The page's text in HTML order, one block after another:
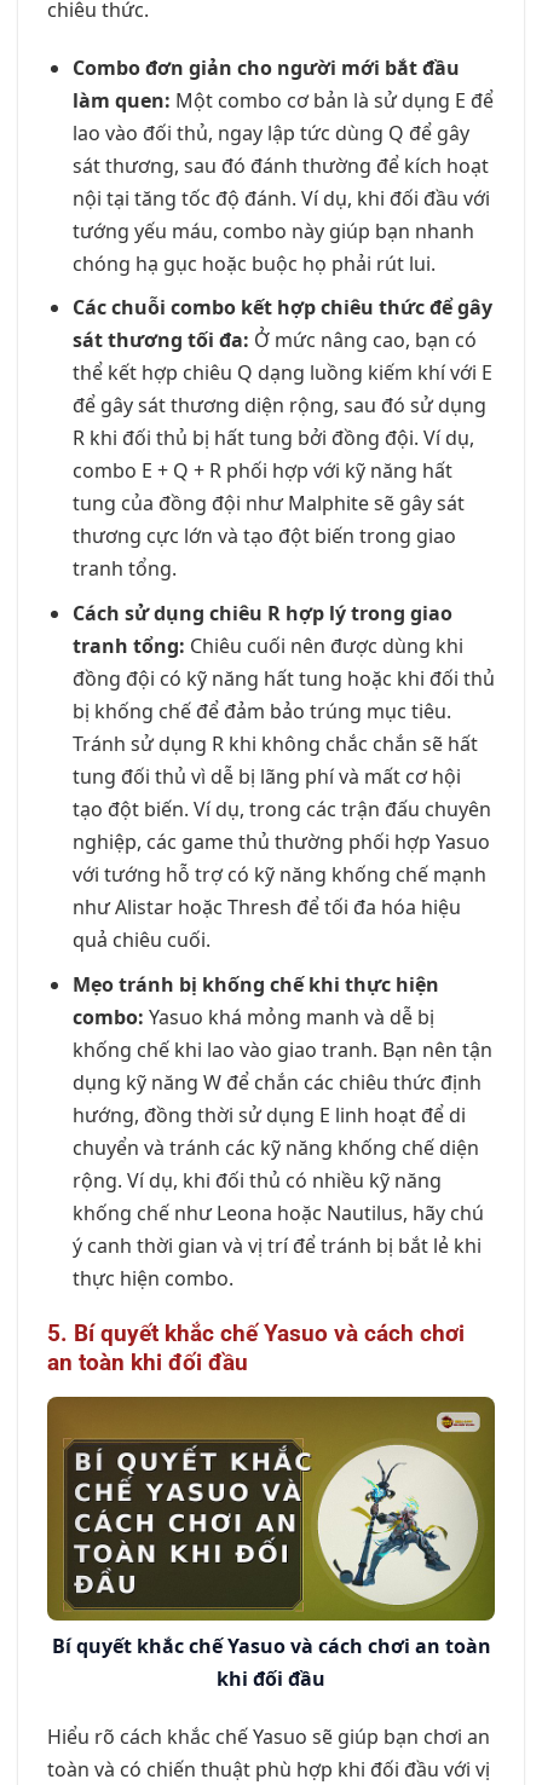
chiêu thức.
Combo đơn giản cho người mới bắt đầu
làm quen: Một combo cơ bản là sử dụng E để
lao vào đối thủ, ngay lập tức dùng Q để gây
sát thương, sau đó đánh thường để kích hoạt
nội tại tăng tốc độ đánh. Ví dụ, khi đối đầu với
tướng yếu máu, combo này giúp bạn nhanh
chóng hạ gục hoặc buộc họ phải rút lui.
Các chuỗi combo kết hợp chiêu thức để gây
sát thương tối đa: Ở mức nâng cao, bạn có
thể kết hợp chiêu Q dạng luồng kiếm khí với E
để gây sát thương diện rộng, sau đó sử dụng
R khi đối thủ bị hất tung bởi đồng đội. Ví dụ,
combo E + Q + R phối hợp với kỹ năng hất
tung của đồng đội như Malphite sẽ gây sát
thương cực lớn và tạo đột biến trong giao
tranh tổng.
Cách sử dụng chiêu R hợp lý trong giao
tranh tổng: Chiêu cuối nên được dùng khi
đồng đội có kỹ năng hất tung hoặc khi đối thủ
bị khống chế để đảm bảo trúng mục tiêu.
Tránh sử dụng R khi không chắc chắn sẽ hất
tung đối thủ vì dễ bị lãng phí và mất cơ hội
tạo đột biến. Ví dụ, trong các trận đấu chuyên
nghiệp, các game thủ thường phối hợp Yasuo
với tướng hỗ trợ có kỹ năng khống chế mạnh
như Alistar hoặc Thresh để tối đa hóa hiệu
quả chiêu cuối.
Mẹo tránh bị khống chế khi thực hiện
combo: Yasuo khá mỏng manh và dễ bị
khống chế khi lao vào giao tranh. Bạn nên tận
dụng kỹ năng W để chắn các chiêu thức định
hướng, đồng thời sử dụng E linh hoạt để di
chuyển và tránh các kỹ năng khống chế diện
rộng. Ví dụ, khi đối thủ có nhiều kỹ năng
khống chế như Leona hoặc Nautilus, hãy chú
ý canh thời gian và vị trí để tránh bị bắt lẻ khi
thực hiện combo.
5. Bí quyết khắc chế Yasuo và cách chơi
an toàn khi đối đầu
Bí quyết khắc chế Yasuo và cách chơi an toàn
khi đối đầu
Hiểu rõ cách khắc chế Yasuo sẽ giúp bạn chơi an
toàn và có chiến thuật phù hợp khi đối đầu với vị